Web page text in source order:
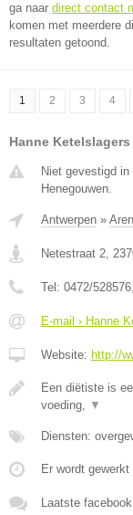
ga naar direct contact
komen met meerdere
resultaten getoond.
1 2 3 4
Hanne Ketelslagers
Niet gevestigd
Henegouwen.
Antwerpen »
Netestraat 2,
Tel: 0472/528576
E-mail › Hanne
Website: http://
Een diëtiste is
voeding, ▼
Diensten:
Er wordt
Laatste